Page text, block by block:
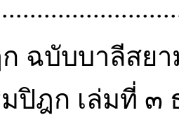
ฉบับบาลีสย
มปิฎก เล่มที่